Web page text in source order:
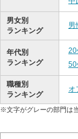
男女別
ランキング
男
年代別
ランキング
20
50
職種別
ランキング
オ
※文字がグレーの部門は